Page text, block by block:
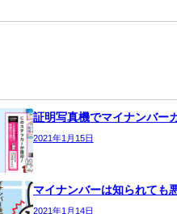
証明写真機でマイナンバー
2021年1月15日
マイナンバーは知られても
2021年1月14日